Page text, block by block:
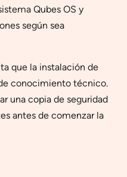
Qubes OS y
según sea
que la instalación de
conocimiento técnico.
una copia de seguridad
antes de comenzar la